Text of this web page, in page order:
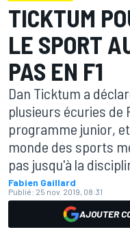
TICKTUM
LE SPORT
PAS EN F1
Dan Ticktum a
plusieurs écuries de
programme junior,
monde des sports
pas jusqu'à la
Fabien Gaillard
Publié: 25 nov. 2019, 08:31
AJOUTER